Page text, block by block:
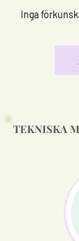
Inga
TEKNISKA